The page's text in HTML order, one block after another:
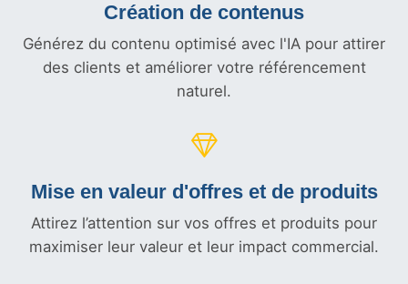
Création de contenus
Générez du contenu optimisé avec l'IA pour attirer
des clients et améliorer votre référencement
naturel.
Mise en valeur d'offres et de produits
Attirez l’attention sur vos offres et produits pour
maximiser leur valeur et leur impact commercial.